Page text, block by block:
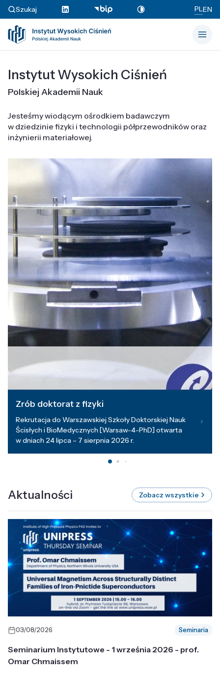
Szukaj PLEN
Instytut Wysokich Ciśnień
Polskiej Akademii Nauk
Jesteśmy wiodącym ośrodkiem badawczym
w dziedzinie fizyki i technologii półprzewodników oraz
inżynierii materiałowej.
Zrób doktorat z fizyki
Rekrutacja do Warszawskiej Szkoły Doktorskiej Nauk
Ścisłych i BioMedycznych [Warsaw-4-PhD] otwarta
w dniach 24 lipca – 7 sierpnia 2026 r.
Aktualności Zobacz wszystkie
03/08/2026 Seminaria
Seminarium Instytutowe - 1 września 2026 - prof.
Omar Chmaissem